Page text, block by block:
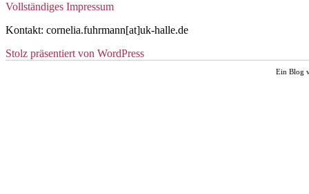
Vollständiges Impressum
Kontakt: cornelia.fuhrmann[at]uk-halle.de
Stolz präsentiert von WordPress
Ein Blog